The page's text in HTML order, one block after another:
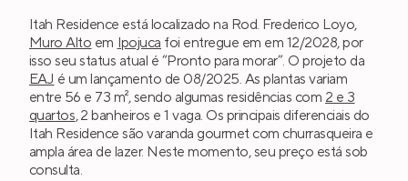
Itah Residence está localizado na Rod. Frederico Loyo,
Muro Alto em Ipojuca foi entregue em em 12/2028, por
isso seu status atual é “Pronto para morar”. O projeto da
EAJ é um lançamento de 08/2025. As plantas variam
entre 56 e 73 m², sendo algumas residências com 2 e 3
quartos, 2 banheiros e 1 vaga. Os principais diferenciais do
Itah Residence são varanda gourmet com churrasqueira e
ampla área de lazer. Neste momento, seu preço está sob
consulta.